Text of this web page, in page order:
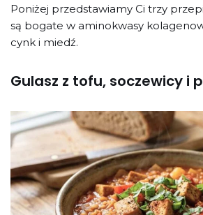
Poniżej przedstawiamy Ci trzy
są bogate w aminokwasy
cynk i miedź.
Gulasz z tofu, soczewicy i